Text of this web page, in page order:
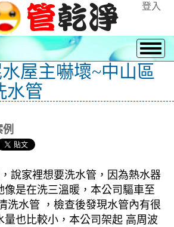
登入
屋主嚇壞~中山區
水管
說家裡想要洗水管，因為熱水器
像是在洗三溫暖，本公司驅車至
洗水管 ，檢查後發現水管內有很
量也比較小，本公司架起 高周波